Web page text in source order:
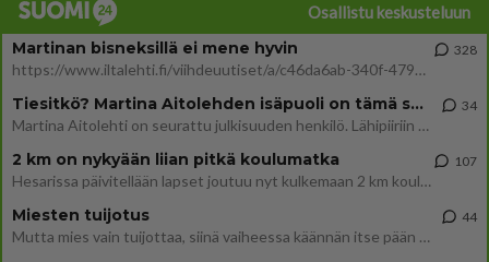
Osallistu keskusteluun
Martinan bisneksillä ei mene hyvin
https://www.iltalehti.fi/viihdeuutiset/a/c46da6ab-340f-4790-aaa7-0865eed2336 Yrityksen konkurssihakemus on tullut kärä
328
Tiesitkö? Martina Aitolehden isäpuoli on tämä suosittu laulaja
Martina Aitolehti on seurattu julkisuuden henkilö. Lähipiiriin mahtuu muitakin tunnettuja henkilöitä. Tiesitkö, että Ma
34
2 km on nykyään liian pitkä koulumatka
Hesarissa päivitellään lapset joutuu nyt kulkemaan 2 km kouluun jösses. Ruostefillarilla tuo matka menee vaikka miten äk
107
Miesten tuijotus
Mutta mies vain tuijottaa, siinä vaiheessa käännän itse pään pois. Mikä juttu? Yleensä jos joku tuijottaa tai katsoo, hä
44